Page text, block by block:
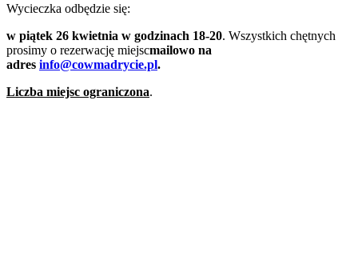
Wycieczka odbędzie się:
w piątek 26 kwietnia w godzinach 18-20. Wszystkich chętnych
prosimy o rezerwację miejscmailowo na
adres info@cowmadrycie.pl.
Liczba miejsc ograniczona.